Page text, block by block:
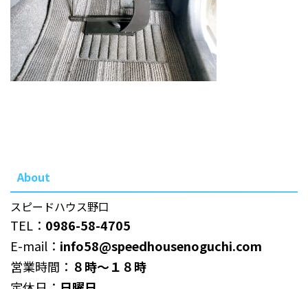
About
スピードハウス野口
TEL： 0986-58-4705
E-mail： info58@speedhousenoguchi.com
営業時間： ８時～１８時